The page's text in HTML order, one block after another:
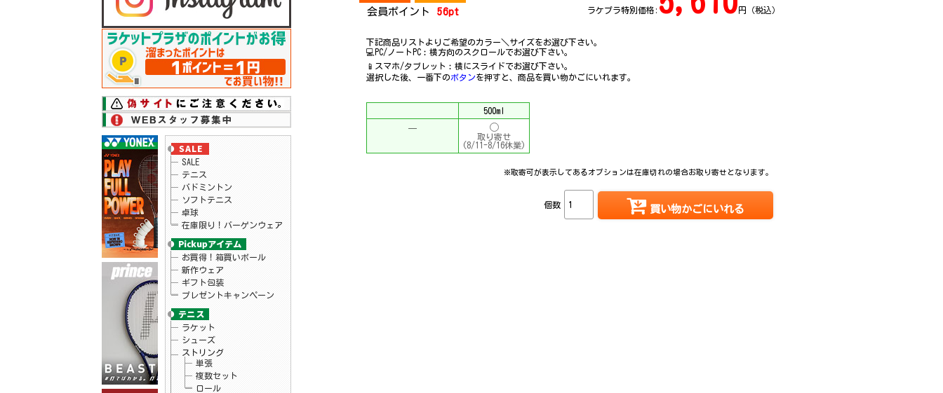
セサミストリートコラボTシャツ 予約開始
26.06.22
2026年秋冬モデルのテニスウェア 予約開始
26.06.19 ゴーセン
2026年「秋企画Tシャツ＆キャップ」予約開
始！
26.06.17 ダンロップ
テニスラケット「LX 800、LX 800 TOUR」シ
リーズ予約開始
26.06.17 ダンロップ
テニスラケット「LX 1000」シリーズ予約開
始
2026年秋冬モデルウェアが予約開始！
26.06.15 ニューバランス
2026年モデルのテニスシューズがプライス
ダウン！
26.06.11 スノワート
テニスラケット「ビタス100LS」予約受付
中！
26.06.09 ヨネックス
ヨネックス テニス シューズ「POWER
CUSHION AERUS DASH」予約開始
26.06.09 ヘッド
テニス バッグ ツアー バックパック 予
約開始！
26.06.09 ヘッド
テニスラケット「エクストリーム」シリー
ズ予約開始！
26.06.05 ヘッド
テニスラケット「パワー100」予約開始！
26.06.05 ヨネックス
テニスシューズ「パワークッションエアラ
スダッシュ」シリーズ新色 予約開始！
26.06.02 リーニン
バドミントンラケット「BLADEX 880 志田千
陽選手モデル」入荷！
SALE
テニス
バドミントン
ソフトテニス
卓球
在庫限り！バーゲンウェア
お買得！箱買いボール
新作ウェア
ギフト包装
プレゼントキャンペーン
ラケット
シューズ
ストリング
単張
複数セット
ロール
会員ポイント 56pt ラケプラ特別価格: 円（税込）
下記商品リストよりご希望のカラー＼サイズをお選び下さい。
💻PC/ノートPC︰横方向のスクロールでお選び下さい。
📱スマホ/タブレット︰横にスライドでお選び下さい。
選択した後、一番下のボタンを押すと、商品を買い物かごにいれます。
500ml
─
取り寄せ
(8/11-8/16休業)
※取寄可が表示してあるオプションは在庫切れの場合お取り寄せとなります。
個数 買い物かごにいれる